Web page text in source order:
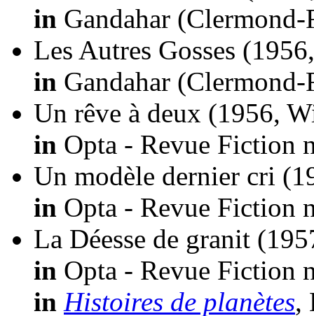
in Gandahar
Les Autres Gosses
in Gandahar
Un rêve à deux (1956,
in Opta - Revue Fiction
Un modèle dernier cri
in Opta - Revue Fiction
La Déesse de granit
in Opta - Revue Fiction
in Histoires de planètes,